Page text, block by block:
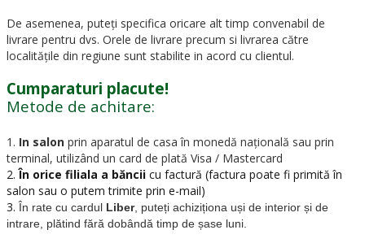
De asemenea, puteți specifica oricare alt timp convenabil de
livrare pentru dvs. Orele de livrare precum si livrarea către
localitățile din regiune sunt stabilite in acord cu clientul.
Cumparaturi placute!
Metode de achitare:
1. In salon prin aparatul de casa în monedă națională sau prin
terminal, utilizând un card de plată Visa / Mastercard
2.În orice filiala a băncii cu factură (factura poate fi primită în
salon sau o putem trimite prin e-mail)
3. În rate cu cardul Liber, puteți achiziționa uși de interior și de
intrare, plătind fără dobândă timp de șase luni.